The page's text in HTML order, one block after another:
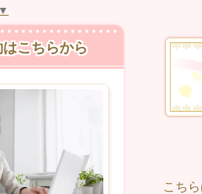
こち
▼
こちらから